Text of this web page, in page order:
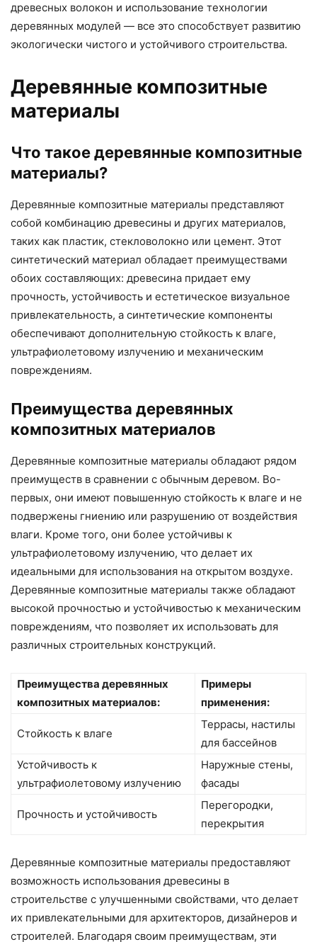
древесных волокон и использование технологии
деревянных модулей — все это способствует развитию
экологически чистого и устойчивого строительства.
Деревянные композитные
материалы
Что такое деревянные композитные
материалы?
Деревянные композитные материалы представляют
собой комбинацию древесины и других материалов,
таких как пластик, стекловолокно или цемент. Этот
синтетический материал обладает преимуществами
обоих составляющих: древесина придает ему
прочность, устойчивость и естетическое визуальное
привлекательность, а синтетические компоненты
обеспечивают дополнительную стойкость к влаге,
ультрафиолетовому излучению и механическим
повреждениям.
Преимущества деревянных
композитных материалов
Деревянные композитные материалы обладают рядом
преимуществ в сравнении с обычным деревом. Во-
первых, они имеют повышенную стойкость к влаге и не
подвержены гниению или разрушению от воздействия
влаги. Кроме того, они более устойчивы к
ультрафиолетовому излучению, что делает их
идеальными для использования на открытом воздухе.
Деревянные композитные материалы также обладают
высокой прочностью и устойчивостью к механическим
повреждениям, что позволяет их использовать для
различных строительных конструкций.
Преимущества деревянных
композитных материалов:
Примеры
применения:
Стойкость к влаге
Террасы, настилы
для бассейнов
Устойчивость к
ультрафиолетовому излучению
Наружные стены,
фасады
Прочность и устойчивость
Перегородки,
перекрытия
Деревянные композитные материалы предоставляют
возможность использования древесины в
строительстве с улучшенными свойствами, что делает
их привлекательными для архитекторов, дизайнеров и
строителей. Благодаря своим преимуществам, эти